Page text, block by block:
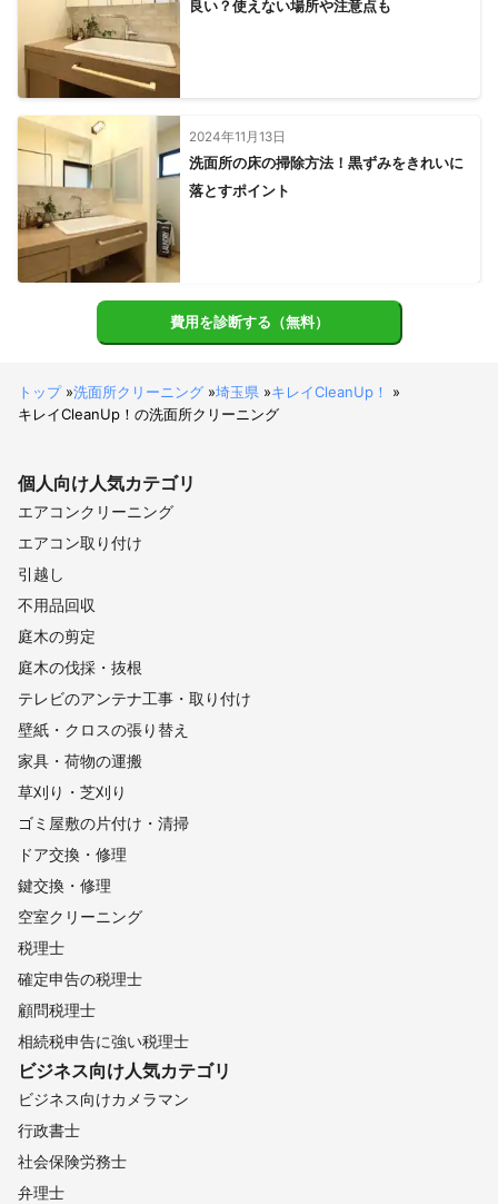
良い？使えない場所や注意点も
2024年11月13日
洗面所の床の掃除方法！黒ずみをきれいに
落とすポイント
費用を診断する（無料）
トップ»洗面所クリーニング »埼玉県 »キレイCleanUp！
»
キレイCleanUp！の洗面所クリーニング
個人向け人気カテゴリ
エアコンクリーニング
エアコン取り付け
引越し
不用品回収
庭木の剪定
庭木の伐採・抜根
テレビのアンテナ工事・取り付け
壁紙・クロスの張り替え
家具・荷物の運搬
草刈り・芝刈り
ゴミ屋敷の片付け・清掃
ドア交換・修理
鍵交換・修理
空室クリーニング
税理士
確定申告の税理士
顧問税理士
相続税申告に強い税理士
ビジネス向け人気カテゴリ
ビジネス向けカメラマン
行政書士
社会保険労務士
弁理士